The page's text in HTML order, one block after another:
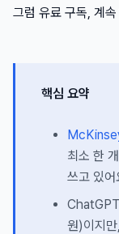
그럼 유료 구독, 계
핵심 요약
최소 한
쓰고 있어
원)이지